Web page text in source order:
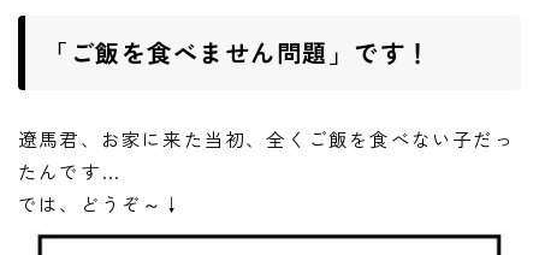
DOCROVERの理念
お仕事のご依頼・お問い合わせ
過去実績
「ご飯を食べません問題」です！
遼馬君、お家に来た当初、全くご飯を食べない子だっ
たんです…
では、どうぞ～↓